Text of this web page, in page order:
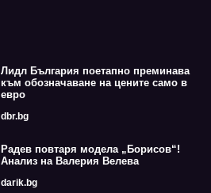
Лидл България поетапно преминава
към обозначаване на цените само в
евро
dbr.bg
Радев повтаря модела „Борисов“!
Анализ на Валерия Велева
darik.bg